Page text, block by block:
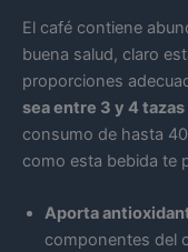
El café contiene
buena salud, claro
proporciones
sea entre 3 y 4
consumo de hasta
como esta bebida te
Aporta
componentes del